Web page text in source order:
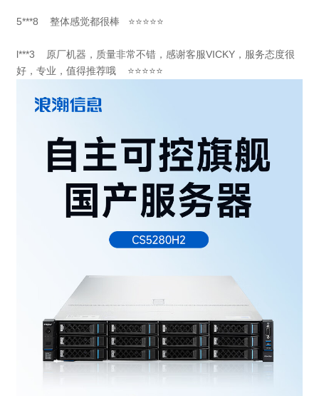
5***8 整体感觉都很棒 ⭐⭐⭐⭐⭐
l***3 原厂机器，质量非常不错，感谢客服VICKY，服务态度很
好，专业，值得推荐哦 ⭐⭐⭐⭐⭐